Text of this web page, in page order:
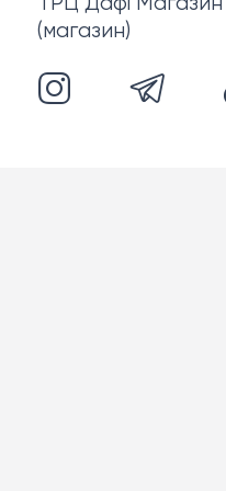
(магазин)